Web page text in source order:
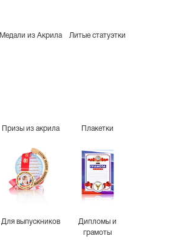
Медали из Акрила Литые статуэтки
Призы из акрила Плакетки
Для выпускников
Дипломы и
грамоты